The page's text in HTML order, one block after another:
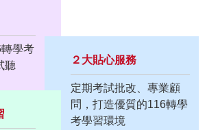
學考
聽
２大貼心服務
定期考試批改、專業顧
問，打造優質的116轉學
考學習環境